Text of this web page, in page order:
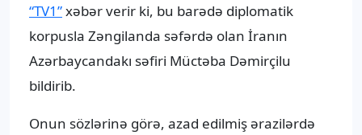
“TV1”xəbər verir ki, bu barədə diplomatik
korpusla Zəngilanda səfərdə olan İranın
Azərbaycandakı səfiri Müctəba Dəmirçilu
bildirib.
Onun sözlərinə görə, azad edilmiş ərazilərdə